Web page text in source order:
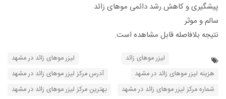
پیشگیری و کاهش رشد دائمی موهای زائد
سالم و موثر
نتیجه بلافاصله قابل مشاهده است.
لیزر موهای زائد
لیزر موهای زائد در مشهد
هزینه لیزر موهای زائد در مشهد
آدرس مرکز لیزر موهای زائد در مشهد
شماره مرکز لیزر موهای زائد در مشهد
بهترین مرکز لیزر موهای زائد در مشهد